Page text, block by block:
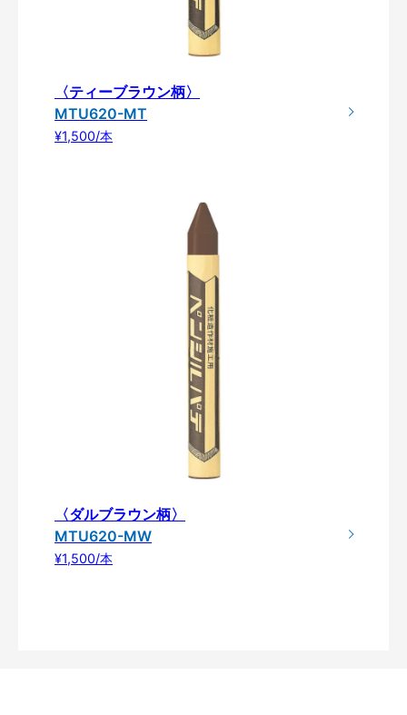
〈ティーブラウン柄〉
MTU620-MT
¥1,500/本
〈ダルブラウン柄〉
MTU620-MW
¥1,500/本